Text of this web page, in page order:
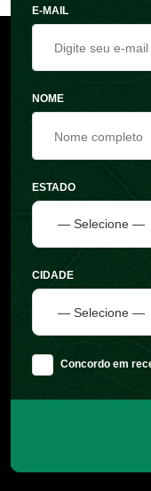
E-MAIL
NOME
ESTADO
CIDADE
Concordo em